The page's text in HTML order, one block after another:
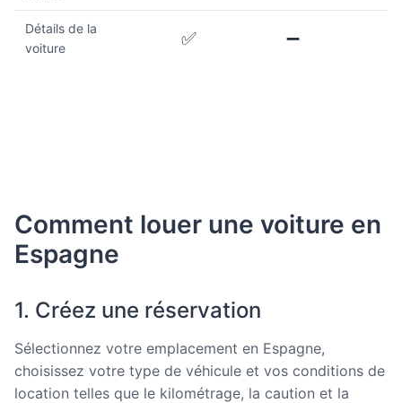
Détails de la
voiture
✅ ➖
Comment louer une voiture en
Espagne
1. Créez une réservation
Sélectionnez votre emplacement en Espagne,
choisissez votre type de véhicule et vos conditions de
location telles que le kilométrage, la caution et la